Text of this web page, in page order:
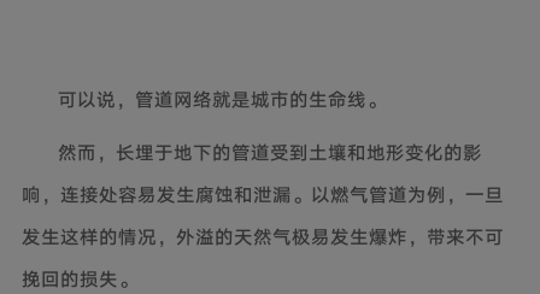
可以说，管道网络就是城市的生命线。
然而，长埋于地下的管道受到土壤和地形变化的影
响，连接处容易发生腐蚀和泄漏。以燃气管道为例，一旦
发生这样的情况，外溢的天然气极易发生爆炸，带来不可
挽回的损失。